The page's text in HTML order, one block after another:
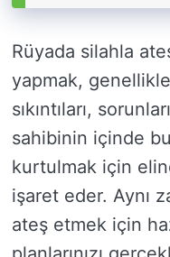
Rüyada silahla
yapmak,
sıkıntıları,
sahibinin içinde
kurtulmak için
işaret eder. Aynı
ateş etmek için